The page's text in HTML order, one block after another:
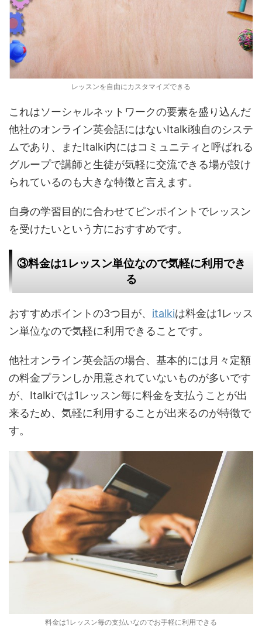
レッスンを自由にカスタマイズできる
これはソーシャルネットワークの要素を盛り込んだ
他社のオンライン英会話にはないItalki独自のシステ
ムであり、またItalki内にはコミュニティと呼ばれる
グループで講師と生徒が気軽に交流できる場が設け
られているのも大きな特徴と言えます。
自身の学習目的に合わせてピンポイントでレッスン
を受けたいという方におすすめです。
③料金は1レッスン単位なので気軽に利用でき
る
おすすめポイントの3つ目が、 italkiは料金は1レッス
ン単位なので気軽に利用できることです。
他社オンライン英会話の場合、基本的には月々定額
の料金プランしか用意されていないものが多いです
が、Italkiでは1レッスン毎に料金を支払うことが出
来るため、気軽に利用することが出来るのが特徴で
す。
料金は1レッスン毎の支払いなのでお手軽に利用できる